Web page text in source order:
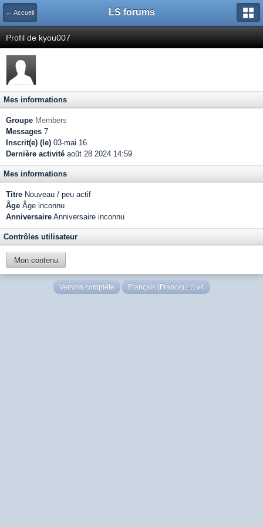
← Accueil LS forums
Profil de kyou007
Mes informations
Groupe Members
Messages 7
Inscrit(e) (le) 03-mai 16
Dernière activité août 28 2024 14:59
Mes informations
Titre Nouveau / peu actif
Âge Âge inconnu
Anniversaire Anniversaire inconnu
Contrôles utilisateur
Mon contenu
Version complète Français (France) LS v4